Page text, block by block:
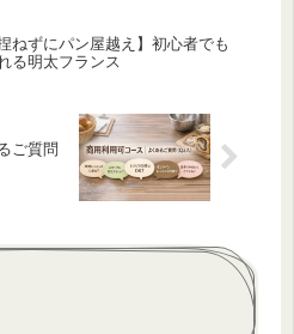
捏ねずにパン屋越え】初心者でも
る明太フランス
ご質問